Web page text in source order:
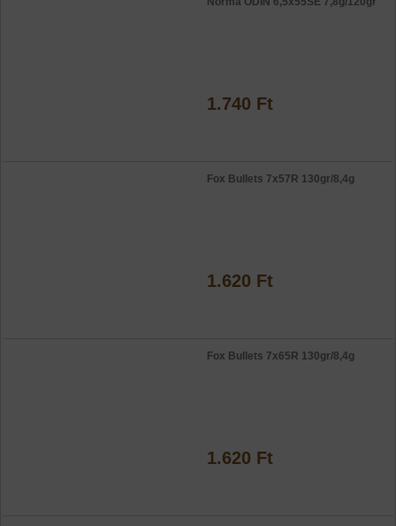
1.740 Ft
Fox Bullets 7x57R 130gr/8,4g
1.620 Ft
Fox Bullets 7x65R 130gr/8,4g
1.620 Ft